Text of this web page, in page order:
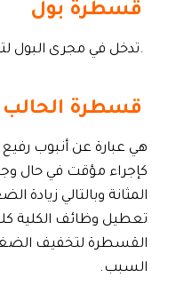
قسطرة بول
.تدخل في مجرى البول
قسطرة الحالب
هي عبارة عن أنبوب رفيع
كإجراء مؤقت في حال
المثانة وبالتالي
تعطيل وظائف الكلية
القسطرة لتخفيف
السبب.